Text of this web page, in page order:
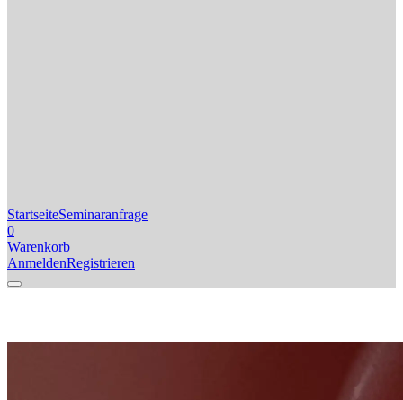
StartseiteSeminaranfrage
0
Warenkorb
AnmeldenRegistrieren